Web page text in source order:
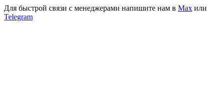
Для быстрой связи с менеджерами напишите нам в Мах или
Telegram